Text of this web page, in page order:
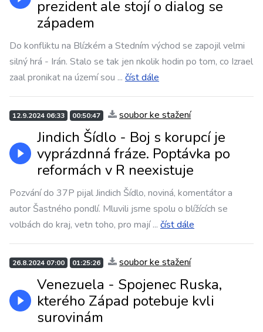
prezident ale stojí o dialog se
západem
Do konfliktu na Blízkém a Stedním východ se zapojil velmi
silný hrá - Irán. Stalo se tak jen nkolik hodin po tom, co Izrael
zaal pronikat na území sou ... číst dále
12.9.2024 06:33 00:50:47 soubor ke stažení
Jindich Šídlo - Boj s korupcí je
vyprázdnná fráze. Poptávka po
reformách v R neexistuje
Pozvání do 37P pijal Jindich Šídlo, noviná, komentátor a
autor Šastného pondlí. Mluvili jsme spolu o blížících se
volbách do kraj, vetn toho, pro mají... číst dále
26.8.2024 07:00 01:25:26 soubor ke stažení
Venezuela - Spojenec Ruska,
kterého Západ potebuje kvli
surovinám